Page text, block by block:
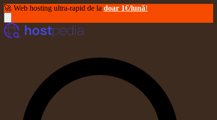
🚀 Web hosting ultra-rapid de la doar 1€/lună!